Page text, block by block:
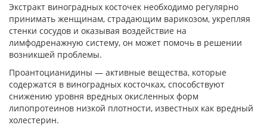
Экстракт виноградных косточек необходимо регулярно
принимать женщинам, страдающим варикозом, укрепляя
стенки сосудов и оказывая воздействие на
лимфодренажную систему, он может помочь в решении
возникшей проблемы.
Проантоцианидины — активные вещества, которые
содержатся в виноградных косточках, способствуют
снижению уровня вредных окисленных форм
липопротеинов низкой плотности, известных как вредный
холестерин.